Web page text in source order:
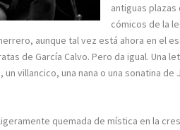
antiguas
cómicos de la
aunque tal vez está ahora en el
de García Calvo. Pero da igual. Una
un villancico, una nana o una sonatina
quemada de mística en la